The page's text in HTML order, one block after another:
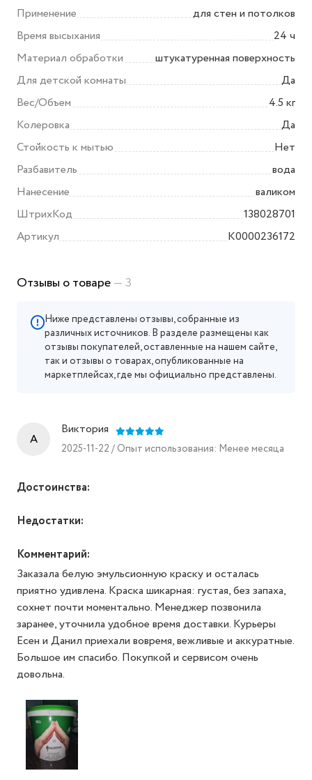
Применение
для стен и потолков
Время высыхания
24 ч
Материал обработки
штукатуренная поверхность
Для детской комнаты
Да
Вес/Объем
4.5 кг
Колеровка
Да
Стойкость к мытью
Нет
Разбавитель
вода
Нанесение
валиком
ШтрихКод
138028701
Артикул
K0000236172
Отзывы о товаре— 3
Ниже представлены отзывы, собранные из
различных источников. В разделе размещены как
отзывы покупателей, оставленные на нашем сайте,
так и отзывы о товарах, опубликованные на
маркетплейсах, где мы официально представлены.
A
Виктория
2025-11-22 / Опыт использования: Менее месяца
Достоинства:
Недостатки:
Комментарий:
Заказала белую эмульсионную краску и осталась
приятно удивлена. Краска шикарная: густая, без запаха,
сохнет почти моментально. Менеджер позвонила
заранее, уточнила удобное время доставки. Курьеры
Есен и Данил приехали вовремя, вежливые и аккуратные.
Большое им спасибо. Покупкой и сервисом очень
довольна.